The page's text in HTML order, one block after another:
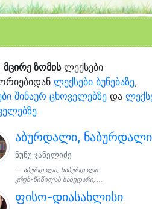
მცირე ზომისლექსები
ლექსები ბუნებაზე,
შინაურ ცხოველებზედა
აბურდალი, ნაბურდალი
ნუნუ ჯანელიძე
აბურდალი, ნაბურდალი
კრუხ-წიწილას საბუდარი, ...
ფისო-დიასახლისი